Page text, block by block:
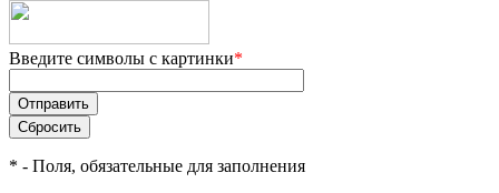
Введите символы с картинки*
* - Поля, обязательные для заполнения